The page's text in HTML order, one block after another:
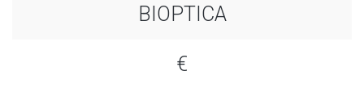
BIOPTICA
€